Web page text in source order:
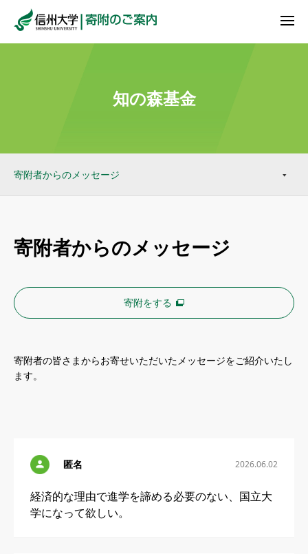
知の森基金
寄附者からのメッセージ
寄附者からのメッセージ
寄附をする
寄附者の皆さまからお寄せいただいたメッセージをご紹介いたし
ます。
匿名 2026.06.02
経済的な理由で進学を諦める必要のない、国立大
学になって欲しい。